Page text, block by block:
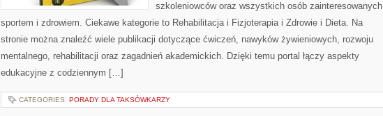
szkoleniowców oraz wszystkich osób zainteresowanych
sportem i zdrowiem. Ciekawe kategorie to Rehabilitacja i Fizjoterapia i Zdrowie i Dieta. Na
stronie można znaleźć wiele publikacji dotyczące ćwiczeń, nawyków żywieniowych, rozwoju
mentalnego, rehabilitacji oraz zagadnień akademickich. Dzięki temu portal łączy aspekty
edukacyjne z codziennym […]
CATEGORIES: PORADY DLA TAKSÓWKARZY